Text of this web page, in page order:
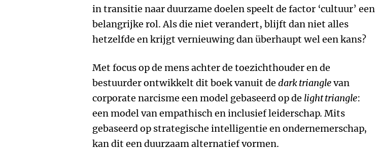
in transitie naar duurzame doelen speelt de factor ‘cultuur’ een
belangrijke rol. Als die niet verandert, blijft dan niet alles
hetzelfde en krijgt vernieuwing dan überhaupt wel een kans?
Met focus op de mens achter de toezichthouder en de
bestuurder ontwikkelt dit boek vanuit de dark trianglevan
corporate narcisme een model gebaseerd op de light triangle:
een model van empathisch en inclusief leiderschap. Mits
gebaseerd op strategische intelligentie en ondernemerschap,
kan dit een duurzaam alternatief vormen.